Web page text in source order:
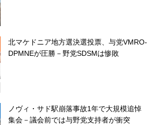
北マケドニア地方選決選投票、与党VMRO-
DPMNEが圧勝－野党SDSMは惨敗
ノヴィ・サド駅崩落事故1年で大規模追悼
集会－議会前では与野党支持者が衝突